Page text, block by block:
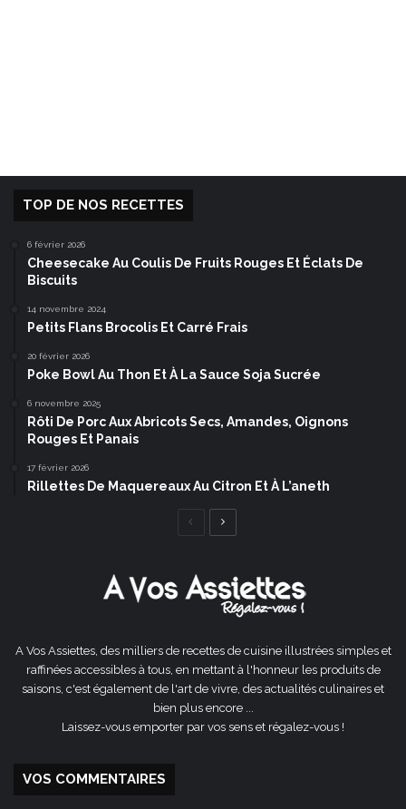
TOP DE NOS RECETTES
6 février 2026
Cheesecake Au Coulis De Fruits Rouges Et Éclats De
Biscuits
14 novembre 2024
Petits Flans Brocolis Et Carré Frais
20 février 2026
Poke Bowl Au Thon Et À La Sauce Soja Sucrée
6 novembre 2025
Rôti De Porc Aux Abricots Secs, Amandes, Oignons
Rouges Et Panais
17 février 2026
Rillettes De Maquereaux Au Citron Et À L’aneth
Page
A Vos Assiettes, des milliers de recettes de cuisine illustrées simples et
raffinées accessibles à tous, en mettant à l'honneur les produits de
saisons, c'est également de l'art de vivre, des actualités culinaires et
bien plus encore ...
Laissez-vous emporter par vos sens et régalez-vous !
VOS COMMENTAIRES